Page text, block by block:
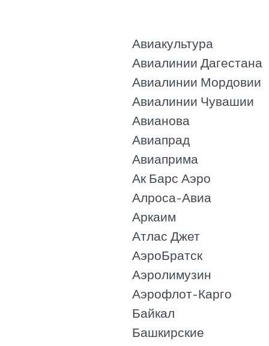
Авиакультура
Авиалинии Дагестана
Авиалинии Мордовии
Авиалинии Чувашии
Авианова
Авиапрад
Авиаприма
Ак Барс Аэро
Алроса-Авиа
Аркаим
Атлас Джет
АэроБратск
Аэролимузин
Аэрофлот-Карго
Байкал
Башкирские